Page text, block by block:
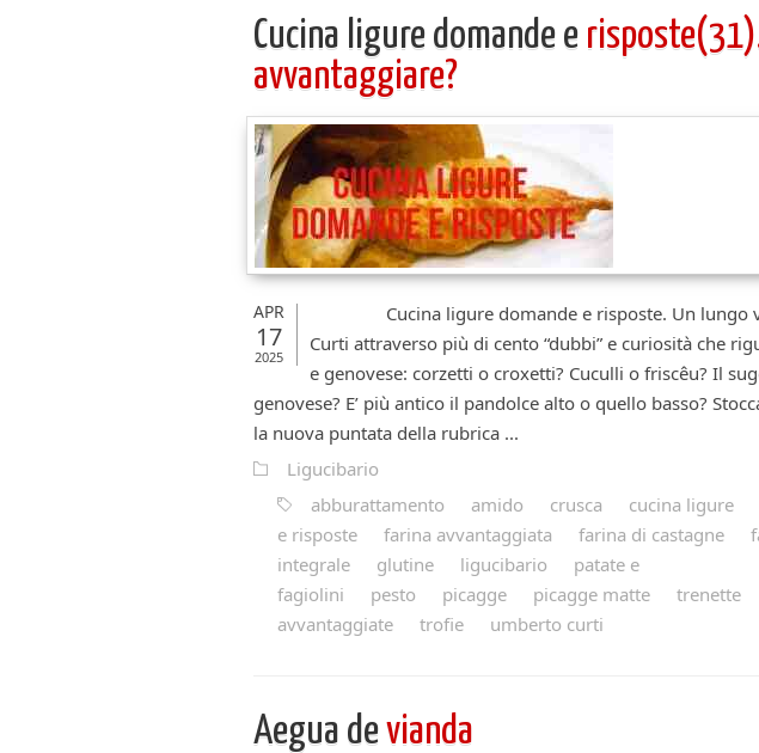
Cucina ligure domande e risposte(31).
avvantaggiare?
APR
17
2025
Cucina ligure domande e risposte. Un lungo
Curti attraverso più di cento “dubbi” e curiosità che
e genovese: corzetti o croxetti? Cuculli o friscêu? Il
genovese? E’ più antico il pandolce alto o quello basso?
la nuova puntata della rubrica ...
Ligucibario
abburattamento
amido crusca cucina ligure
e risposte
farina avvantaggiata farina di castagne
integrale
glutine ligucibario
patate e
fagiolini
pesto picagge picagge matte
trenette
avvantaggiate
trofie umberto curti
Aegua devianda